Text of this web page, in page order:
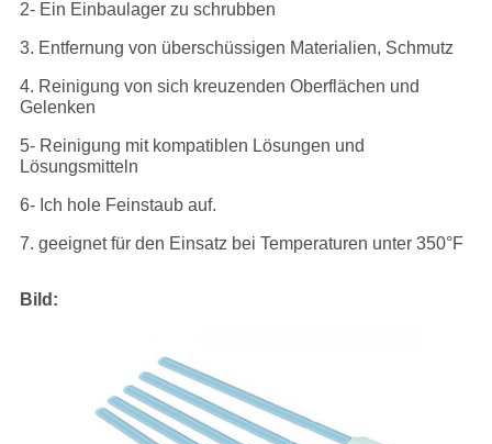
2- Ein Einbaulager zu schrubben
3. Entfernung von überschüssigen Materialien, Schmutz
4. Reinigung von sich kreuzenden Oberflächen und
Gelenken
5- Reinigung mit kompatiblen Lösungen und
Lösungsmitteln
6- Ich hole Feinstaub auf.
7. geeignet für den Einsatz bei Temperaturen unter 350°F
Bild: